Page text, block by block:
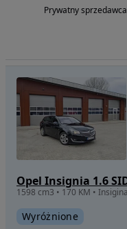
Prywatny
Wyróżnione